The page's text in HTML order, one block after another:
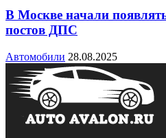
В Москве начали
постов ДПС
Автомобили 28.08.2025